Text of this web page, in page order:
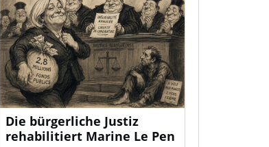
Die bürgerliche Justiz
rehabilitiert Marine Le Pen